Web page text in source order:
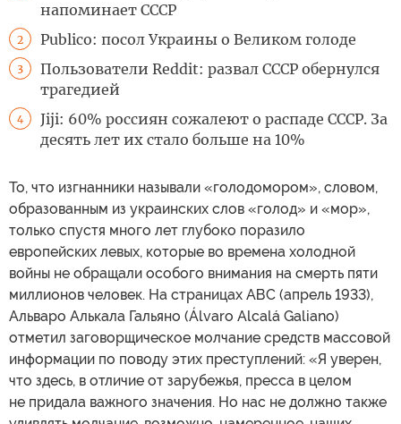
напоминает СССР
2 Publico: посол Украины о Великом голоде
3
Пользователи Reddit: развал СССР обернулся
трагедией
4
Jiji: 60% россиян сожалеют о распаде СССР. За
десять лет их стало больше на 10%
То, что изгнанники называли «голодомором», словом,
образованным из украинских слов «голод» и «мор»,
только спустя много лет глубоко поразило
европейских левых, которые во времена холодной
войны не обращали особого внимания на смерть пяти
миллионов человек. На страницах АВС (апрель 1933),
Альваро Алькала Гальяно (Álvaro Alcalá Galiano)
отметил заговорщическое молчание средств массовой
информации по поводу этих преступлений: «Я уверен,
что здесь, в отличие от зарубежья, пресса в целом
не придала важного значения. Но нас не должно также